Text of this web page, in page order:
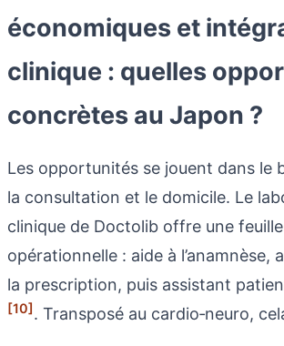
économiques et
clinique : quelles
concrètes au Japon ?
Les opportunités se jouent dans le
la consultation et le domicile. Le
clinique de Doctolib offre une
opérationnelle : aide à l’anamnèse,
la prescription, puis assistant
[10]. Transposé au cardio‑neuro,